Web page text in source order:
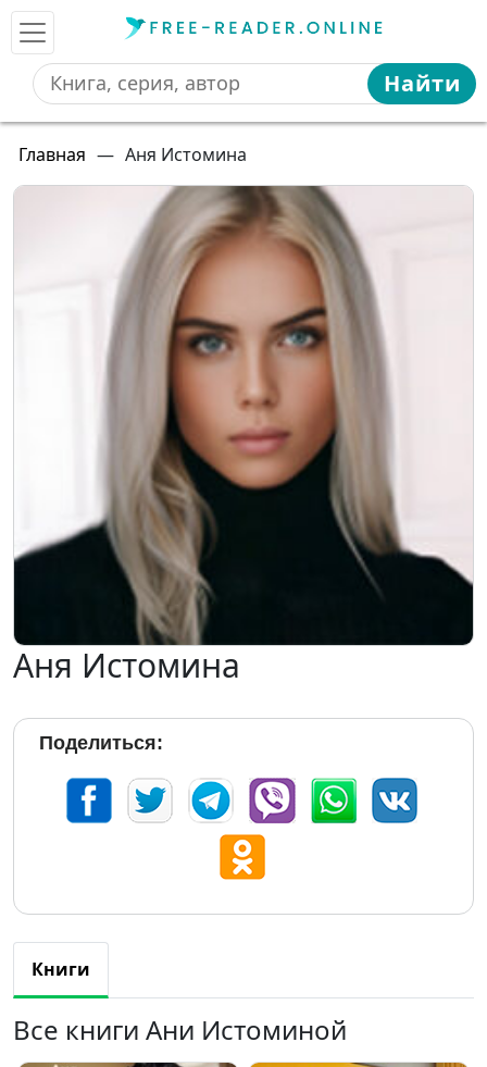
Найти
Главная — Аня Истомина
Аня Истомина
Поделиться:
Книги
Все книги Ани Истоминой